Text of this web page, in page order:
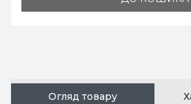
Огляд товару